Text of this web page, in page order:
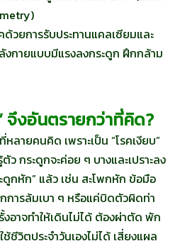
วยการรับประทานแคลเซียมและ
กายแบบมีแรงลงกระดูก ฝึกกล้าม
จึงอันตรายกว่าที่คิด?
ลายคนคิด เพราะเป็น “โรคเงียบ”
ว กระดูกจะค่อย ๆ บางและเปราะลง
ดูกหัก” แล้ว เช่น สะโพกหัก ข้อมือ
การล้มเบา ๆ หรือแค่บิดตัวผิดท่า
อาจทำให้เดินไม่ได้ ต้องผ่าตัด พัก
ชีวิตประจำวันเองไม่ได้ เสี่ยงแผล